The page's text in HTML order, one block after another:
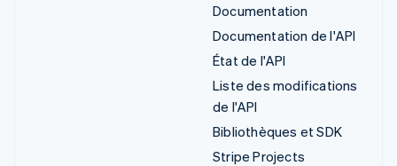
Documentation
Documentation de l'API
État de l'API
Liste des modifications
de l'API
Bibliothèques et SDK
Stripe Projects